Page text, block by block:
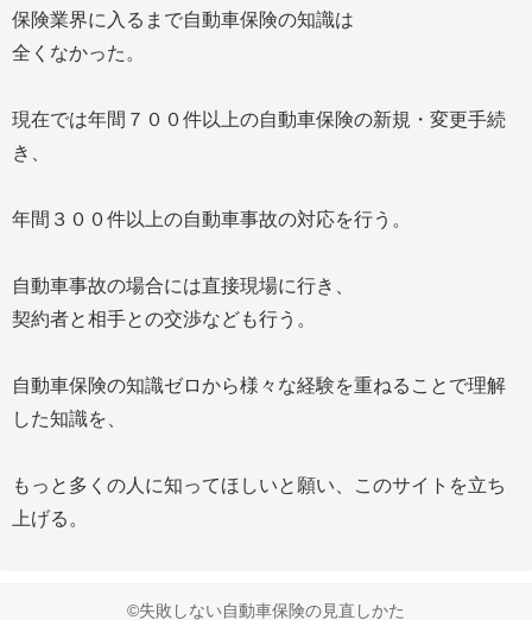
保険業界に入るまで自動車保険の知識は
全くなかった。
現在では年間７００件以上の自動車保険の新規・変更手続
き、
年間３００件以上の自動車事故の対応を行う。
自動車事故の場合には直接現場に行き、
契約者と相手との交渉なども行う。
自動車保険の知識ゼロから様々な経験を重ねることで理解
した知識を、
もっと多くの人に知ってほしいと願い、このサイトを立ち
上げる。
©失敗しない自動車保険の見直しかた